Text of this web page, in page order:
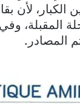
الكبار، لأن
المقبلة،
المصادر.